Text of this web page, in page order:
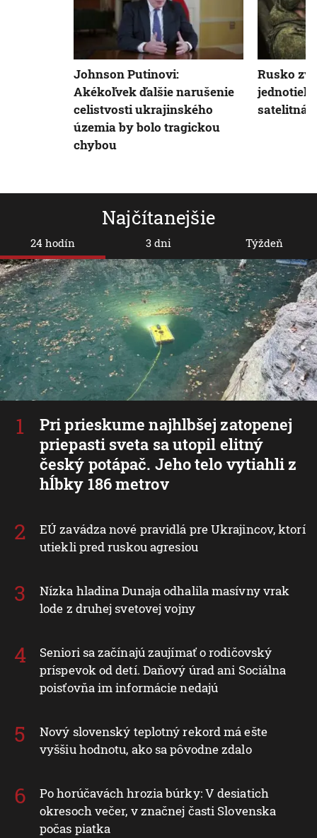
Najčítanejšie
24 hodín
Pri prieskume najhlbšej zatopenej
priepasti sveta sa utopil elitný
český potápač. Jeho telo vytiahli z
hĺbky 186 metrov
EÚ zavádza nové pravidlá pre Ukrajincov, ktorí
utiekli pred ruskou agresiou
Nízka hladina Dunaja odhalila masívny vrak
lode z druhej svetovej vojny
Seniori sa začínajú zaujímať o rodičovský
príspevok od detí. Daňový úrad ani Sociálna
poisťovňa im informácie nedajú
Nový slovenský teplotný rekord má ešte
vyššiu hodnotu, ako sa pôvodne zdalo
Po horúčavách hrozia búrky: V desiatich
okresoch večer, v značnej časti Slovenska
počas piatka
3 dni Týždeň
Johnson Putinovi:
Akékoľvek ďalšie narušenie
celistvosti ukrajinského
územia by bolo tragickou
chybou
Rusko
jednotiek
satelitná